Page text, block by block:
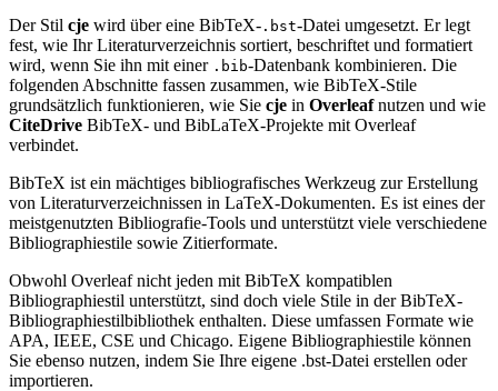
Der Stil cje wird über eine BibTeX- .bst-Datei umgesetzt. Er legt
fest, wie Ihr Literaturverzeichnis sortiert, beschriftet und formatiert
wird, wenn Sie ihn mit einer .bib-Datenbank kombinieren. Die
folgenden Abschnitte fassen zusammen, wie BibTeX-Stile
grundsätzlich funktionieren, wie Sie cje in Overleafnutzen und wie
CiteDrive BibTeX- und BibLaTeX-Projekte mit Overleaf
verbindet.
BibTeX ist ein mächtiges bibliografisches Werkzeug zur Erstellung
von Literaturverzeichnissen in LaTeX-Dokumenten. Es ist eines der
meistgenutzten Bibliografie-Tools und unterstützt viele verschiedene
Bibliographiestile sowie Zitierformate.
Obwohl Overleaf nicht jeden mit BibTeX kompatiblen
Bibliographiestil unterstützt, sind doch viele Stile in der BibTeX-
Bibliographiestilbibliothek enthalten. Diese umfassen Formate wie
APA, IEEE, CSE und Chicago. Eigene Bibliographiestile können
Sie ebenso nutzen, indem Sie Ihre eigene .bst-Datei erstellen oder
importieren.